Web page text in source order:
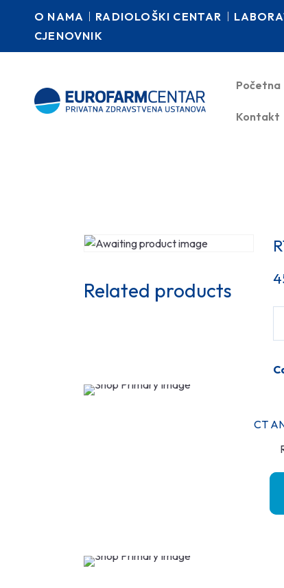
O NAMA RADIOLOŠKI CENTAR
CJENOVNIK
Početna
Kontakt
Related products
CT